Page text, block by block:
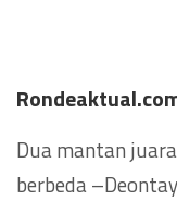
Dua mantan
berbeda